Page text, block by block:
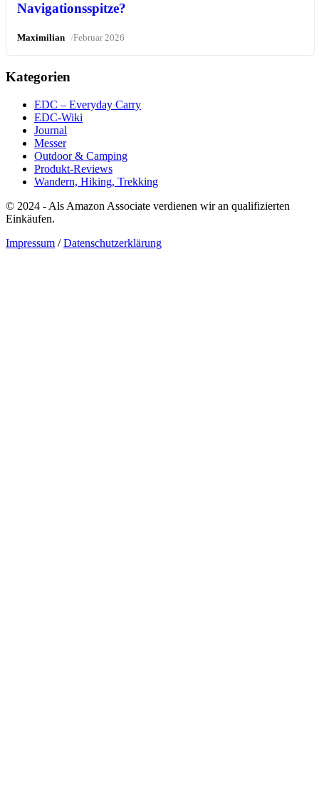
Navigationsspitze?
Maximilian /Februar 2026
Kategorien
EDC – Everyday Carry
EDC-Wiki
Journal
Messer
Outdoor & Camping
Produkt-Reviews
Wandern, Hiking, Trekking
© 2024 - Als Amazon Associate verdienen wir an qualifizierten
Einkäufen.
Impressum /Datenschutzerklärung